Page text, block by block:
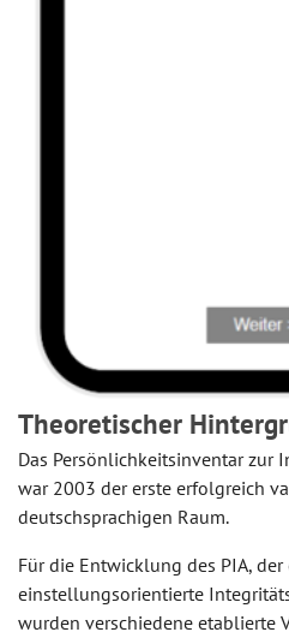
Theoretischer
Das Persönlichkeitsinventar zur
war 2003 der erste erfolgreich
deutschsprachigen Raum.
Für die Entwicklung des PIA,
einstellungsorientierte
wurden verschiedene etablierte